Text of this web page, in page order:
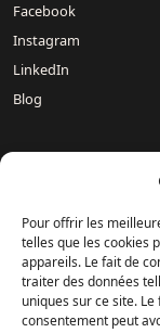
Pour offrir les
telles que les cookies
appareils. Le fait de
traiter des données
uniques sur ce site.
consentement peut
Facebook
Instagram
LinkedIn
Blog
Mercedes-Benz
Mercedes-Benz Le
Mercedes-Benz
Mercedes-Benz
DIEPPE /Mercedes-